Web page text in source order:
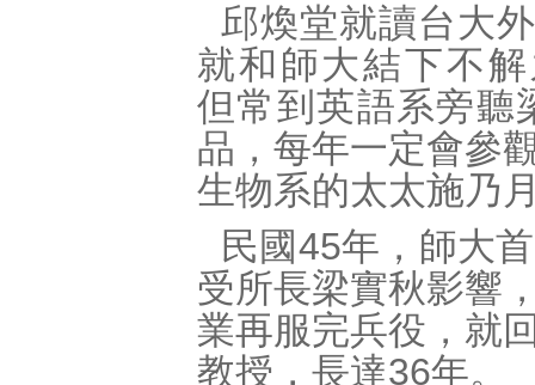
邱煥堂就讀台大
就和師大結下不
但常到英語系旁聽
品，每年一定會參
生物系的太太施乃
民國45年，師大
受所長梁實秋影響
業再服完兵役，就
教授，長達36年。